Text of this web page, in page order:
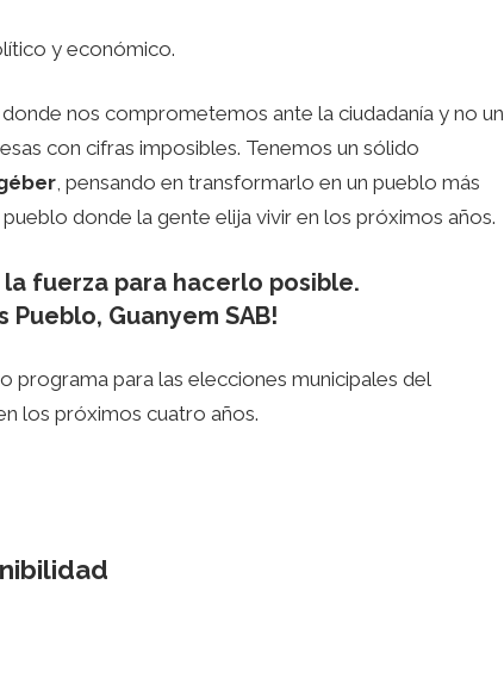
y económico.
donde nos comprometemos ante la ciudadanía y no un
con cifras imposibles. Tenemos un sólido
, pensando en transformarlo en un pueblo más
donde la gente elija vivir en los próximos años.
fuerza para hacerlo posible.
Pueblo, Guanyem SAB!
programa para las elecciones municipales del
los próximos cuatro años.